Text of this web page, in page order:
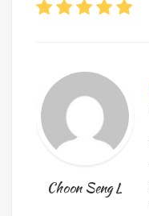
Choon Seng L